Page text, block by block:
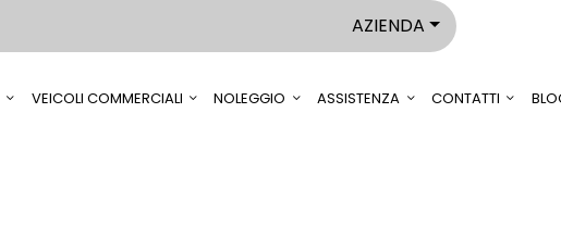
AZIENDA
VEICOLI COMMERCIALI NOLEGGIO ASSISTENZA CONTATTI